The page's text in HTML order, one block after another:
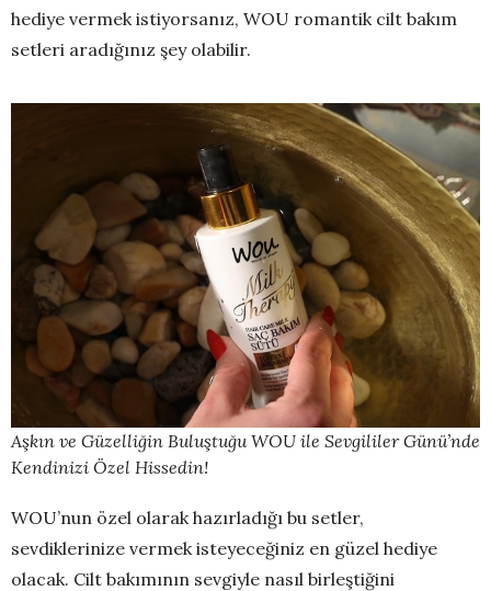
hediye vermek istiyorsanız, WOU romantik cilt bakım
setleri aradığınız şey olabilir.
Aşkın ve Güzelliğin Buluştuğu WOU ile Sevgililer Günü’nde
Kendinizi Özel Hissedin!
WOU’nun özel olarak hazırladığı bu setler,
sevdiklerinize vermek isteyeceğiniz en güzel hediye
olacak. Cilt bakımının sevgiyle nasıl birleştiğini